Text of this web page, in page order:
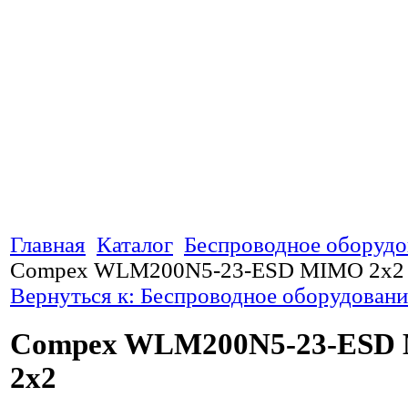
Главная Каталог Беспроводное
Compex WLM200N5-23-ESD MIMO 2x2
Вернуться к: Беспроводное
Compex WLM200N5-23-
2x2